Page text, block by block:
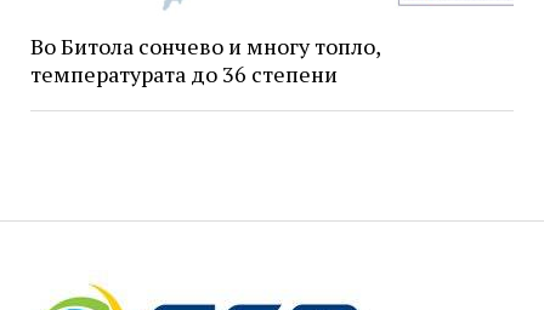
Во Битола сончево и многу топло,
температурата до 36 степени